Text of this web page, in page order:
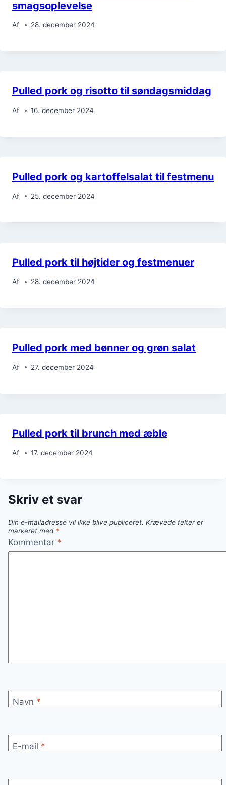
smagsoplevelse
Af 28. december 2024
Pulled pork og risotto til søndagsmiddag
Af 16. december 2024
Pulled pork og kartoffelsalat til festmenu
Af 25. december 2024
Pulled pork til højtider og festmenuer
Af 28. december 2024
Pulled pork med bønner og grøn salat
Af 27. december 2024
Pulled pork til brunch med æble
Af 17. december 2024
Skriv et svar
Din e-mailadresse vil ikke blive publiceret. Krævede felter er
markeret med *
Kommentar *
Navn *
E-mail *